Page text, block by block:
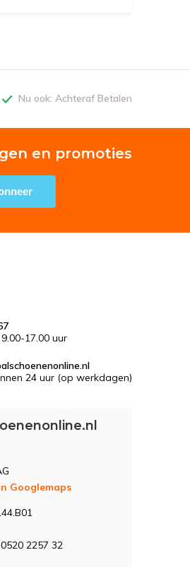
Nu ook: Achteraf Betalen
en promoties
17.00 uur
24 uur (op werkdagen)
Googlemaps
2257 32